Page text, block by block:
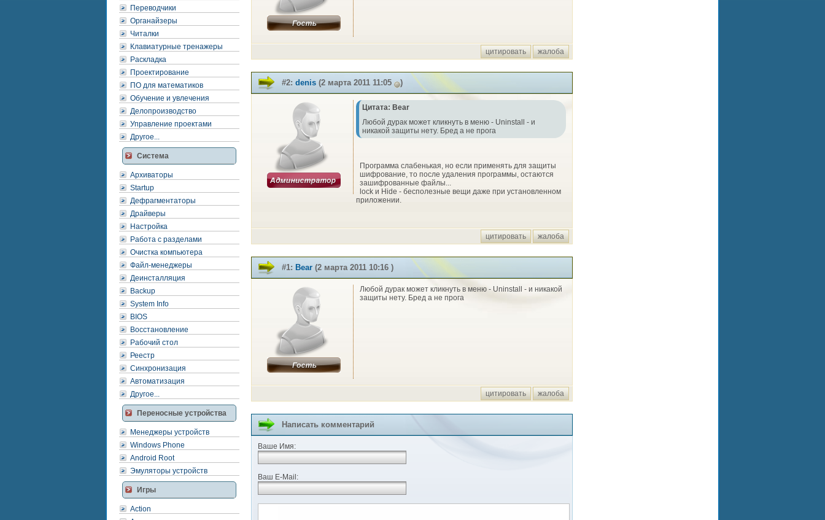
Переводчики
Органайзеры
Читалки
Клавиатурные тренажеры
Раскладка
Проектирование
ПО для математиков
Обучение и увлечения
Делопроизводство
Управление проектами
Другое...
Система
Архиваторы
Startup
Дефрагментаторы
Драйверы
Настройка
Работа с разделами
Очистка компьютера
Файл-менеджеры
Деинсталляция
Backup
System Info
BIOS
Восстановление
Рабочий стол
Реестр
Синхронизация
Автоматизация
Другое...
Переносные устройства
Менеджеры устройств
Windows Phone
Android Root
Эмуляторы устройств
Игры
Action
цитировать жалоба
#2: denis (2 марта 2011 11:05 )
Цитата: Bear
Любой дурак может кликнуть в меню - Uninstall - и
никакой защиты нету. Бред а не прога
Программа слабенькая, но если применять для защиты
шифрование, то после удаления программы, остаются
зашифрованные файлы...
lock и Hide - бесполезные вещи даже при установленном
приложении.
цитировать жалоба
#1: Bear (2 марта 2011 10:16 )
Любой дурак может кликнуть в меню - Uninstall - и никакой
защиты нету. Бред а не прога
цитировать жалоба
Написать комментарий
Ваше Имя:
Ваш E-Mail: